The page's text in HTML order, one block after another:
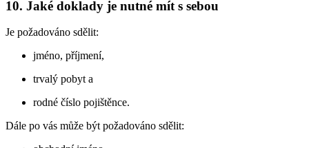
10. Jaké doklady je nutné mít s sebou
Je požadováno sdělit:
jméno, příjmení,
trvalý pobyt a
rodné číslo pojištěnce.
Dále po vás může být požadováno sdělit: